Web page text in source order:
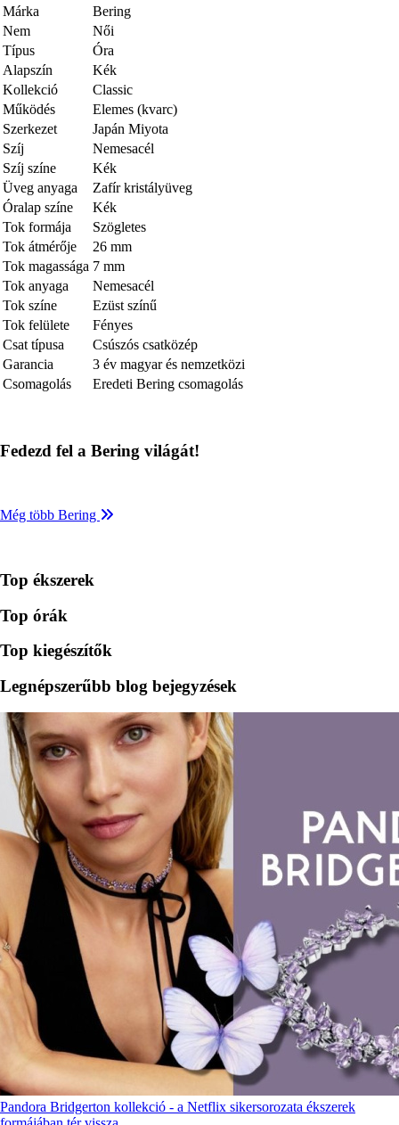
Márka
Bering
Nem
Női
Típus
Óra
Alapszín
Kék
Kollekció
Classic
Működés
Elemes (kvarc)
Szerkezet
Japán Miyota
Szíj
Nemesacél
Szíj színe
Kék
Üveg anyaga
Zafír kristályüveg
Óralap színe
Kék
Tok formája
Szögletes
Tok átmérője
26 mm
Tok magassága 7 mm
Tok anyaga
Nemesacél
Tok színe
Ezüst színű
Tok felülete
Fényes
Csat típusa
Csúszós csatközép
Garancia
3 év magyar és nemzetközi
Csomagolás
Eredeti Bering csomagolás
Fedezd fel a Bering világát!
Még több Bering
Top ékszerek
Top órák
Top kiegészítők
Legnépszerűbb blog bejegyzések
Pandora Bridgerton kollekció - a Netflix sikersorozata ékszerek